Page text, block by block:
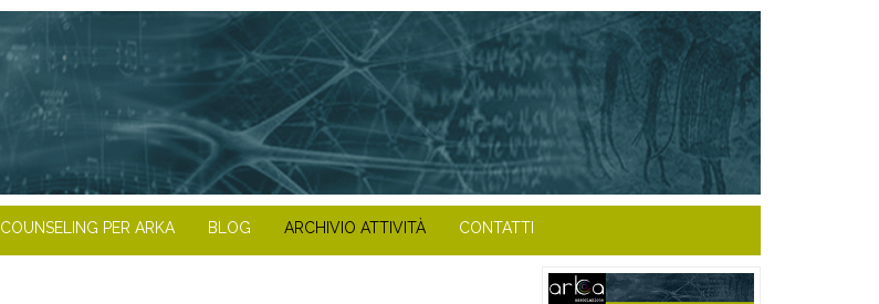
COUNSELING PER ARKA BLOG ARCHIVIO ATTIVITÀ CONTATTI